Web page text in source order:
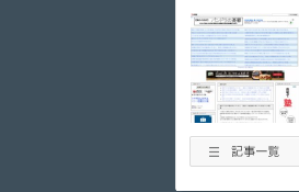
08月07日 11:22
08月07日 10:30
08月07日 10:15
08月07日 10:08